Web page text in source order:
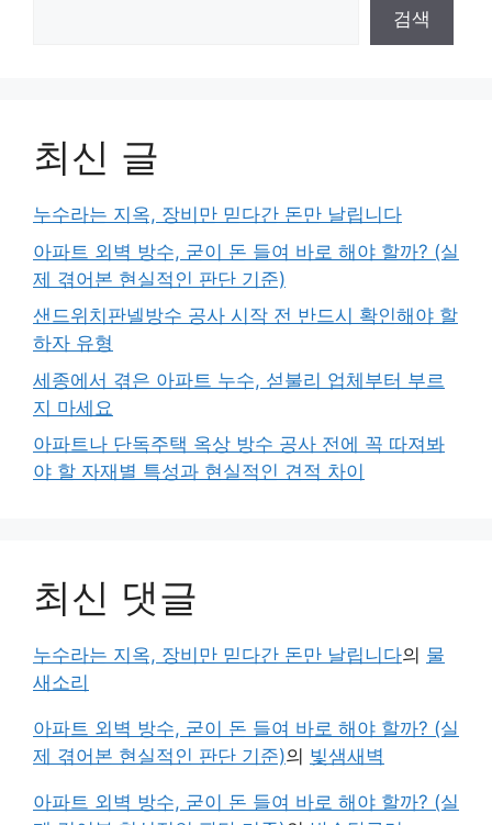
검색
최신 글
누수라는 지옥, 장비만 믿다간 돈만 날립니다
아파트 외벽 방수, 굳이 돈 들여 바로 해야 할까? (실
제 겪어본 현실적인 판단 기준)
샌드위치판넬방수 공사 시작 전 반드시 확인해야 할
하자 유형
세종에서 겪은 아파트 누수, 섣불리 업체부터 부르
지 마세요
아파트나 단독주택 옥상 방수 공사 전에 꼭 따져봐
야 할 자재별 특성과 현실적인 견적 차이
최신 댓글
누수라는 지옥, 장비만 믿다간 돈만 날립니다의 물
새소리
아파트 외벽 방수, 굳이 돈 들여 바로 해야 할까? (실
제 겪어본 현실적인 판단 기준)의 빛샘새벽
아파트 외벽 방수, 굳이 돈 들여 바로 해야 할까? (실